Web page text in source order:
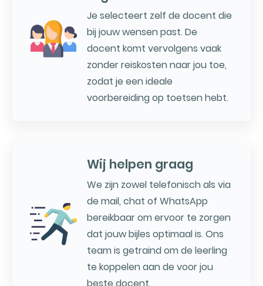
Je selecteert zelf de docent die
bij jouw wensen past. De
docent komt vervolgens vaak
zonder reiskosten naar jou toe,
zodat je een ideale
voorbereiding op toetsen hebt.
Wij helpen graag
We zijn zowel telefonisch als via
de mail, chat of WhatsApp
bereikbaar om ervoor te zorgen
dat jouw bijles optimaal is. Ons
team is getraind om de leerling
te koppelen aan de voor jou